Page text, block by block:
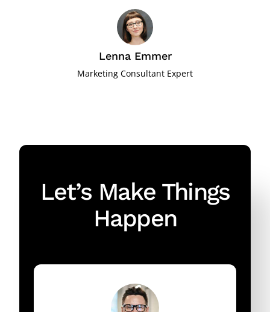
Lenna Emmer
Marketing Consultant Expert
Let’s Make Things
Happen